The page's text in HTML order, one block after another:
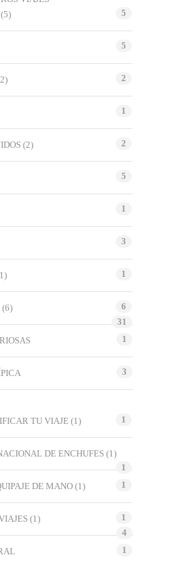
(5) 5
5
2
1
(2) 2
5
1
3
1
(6)
6
31
1
3
TU VIAJE (1) 1
DE ENCHUFES(1)
1
DE MANO (1) 1
(1)
1
4
1